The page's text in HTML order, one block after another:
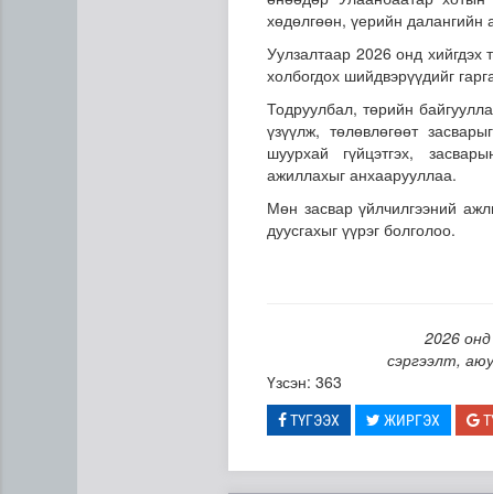
"Цагийн хүрд" мэдээллийн
хөдөлгөөн, үерийн далангийн
Уулзалтаар 2026 онд
холбогдох шийдвэрүүдийг
Тодруулбал, төрийн
үзүүлж, төлөвлөгөөт
шуурхай гүйцэтгэх,
ажиллахыг анхаарууллаа.
Мөн засвар үйлчилгээний
дуусгахыг үүрэг болголоо.
2026
сэргээлт,
Үзсэн: 363
ТҮГЭЭХ ЖИРГЭХ